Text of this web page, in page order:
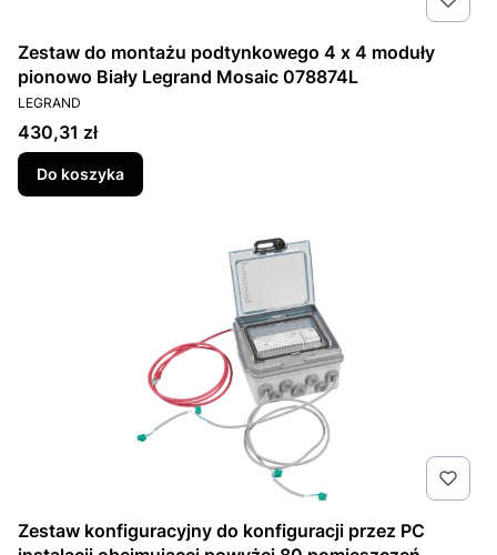
Zestaw do montażu podtynkowego 4 x 4 moduły
pionowo Biały Legrand Mosaic 078874L
PRODUCENT
LEGRAND
Cena
430,31 zł
Do koszyka
Zestaw konfiguracyjny do konfiguracji przez PC